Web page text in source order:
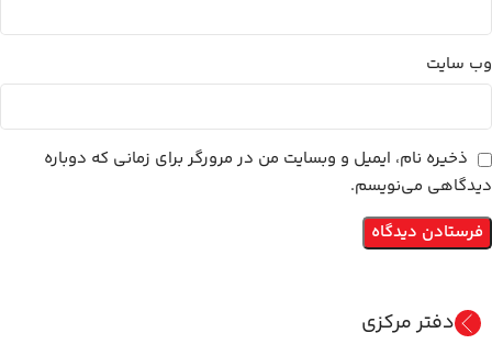
وب‌ سایت
ذخیره نام، ایمیل و وبسایت من در مرورگر برای زمانی که دوباره
دیدگاهی می‌نویسم.
دفتر مرکزی